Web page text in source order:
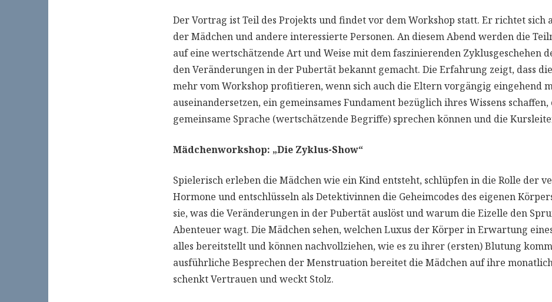
Der Vortrag ist Teil des Projekts und findet vor dem Workshop statt. Er richtet sich
der Mädchen und andere interessierte Personen. An diesem Abend werden die
auf eine wertschätzende Art und Weise mit dem faszinierenden Zyklusgeschehen
den Veränderungen in der Pubertät bekannt gemacht. Die Erfahrung zeigt, dass
mehr vom Workshop profitieren, wenn sich auch die Eltern vorgängig eingehend
auseinandersetzen, ein gemeinsames Fundament bezüglich ihres Wissens schaffen,
gemeinsame Sprache (wertschätzende Begriffe) sprechen können und die
Mädchenworkshop: „Die Zyklus-Show“
Spielerisch erleben die Mädchen wie ein Kind entsteht, schlüpfen in die Rolle der
Hormone und entschlüsseln als Detektivinnen die Geheimcodes des eigenen
sie, was die Veränderungen in der Pubertät auslöst und warum die Eizelle den
Abenteuer wagt. Die Mädchen sehen, welchen Luxus der Körper in Erwartung
alles bereitstellt und können nachvollziehen, wie es zu ihrer (ersten) Blutung
ausführliche Besprechen der Menstruation bereitet die Mädchen auf ihre
schenkt Vertrauen und weckt Stolz.